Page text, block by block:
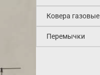
Ковера газовые
Перемычки